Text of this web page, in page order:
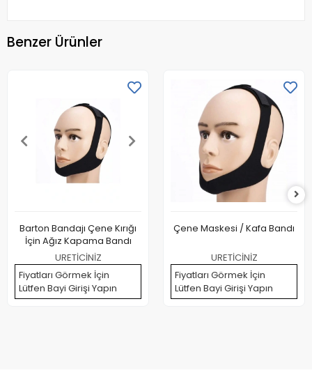
Benzer Ürünler
Barton Bandajı Çene Kırığı
İçin Ağız Kapama Bandı
URETİCİNİZ
Fiyatları Görmek İçin
Lütfen Bayi Girişi Yapın
Çene Maskesi / Kafa Bandı
URETİCİNİZ
Fiyatları Görmek İçin
Lütfen Bayi Girişi Yapın